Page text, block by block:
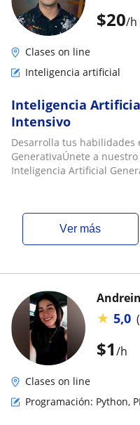
$20/h
Clases on line
Inteligencia artificial
Inteligencia
Intensivo
Desarrolla tus habilidades
GenerativaÚnete a
Inteligencia Artificial
ver más
$1/h
★ 5,0
Clases on line
Programación: Python,